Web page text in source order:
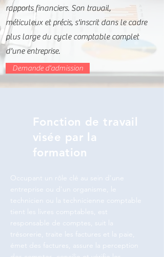
rapports financiers. Son travail,
méticuleux et précis, s'inscrit dans le cadre
plus large du cycle comptable complet
d'une entreprise.
Demande d'admission
Fonction de travail
visée par la
formation
Occupant un rôle clé au sein d'une
entreprise ou d'un organisme, le
technicien ou la technicienne comptable
tient les livres comptables, est
responsable de comptes, suit la
trésorerie, traite les factures et la paie,
émet des factures, assure la perception